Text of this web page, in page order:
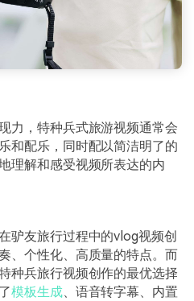
力，特种兵式旅游视频通常会
和配乐，同时配以简洁明了的
理解和感受视频所表达的内
驴友旅行过程中的vlog视频创
、个性化、高质量的特点。而
种兵旅行视频创作的最优选择
模板生成、语音转字幕、内置